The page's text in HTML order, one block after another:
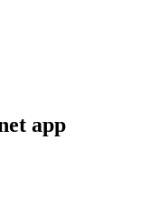
app